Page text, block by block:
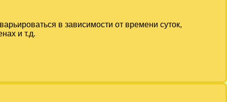
в зависимости от времени суток,
и т.д.